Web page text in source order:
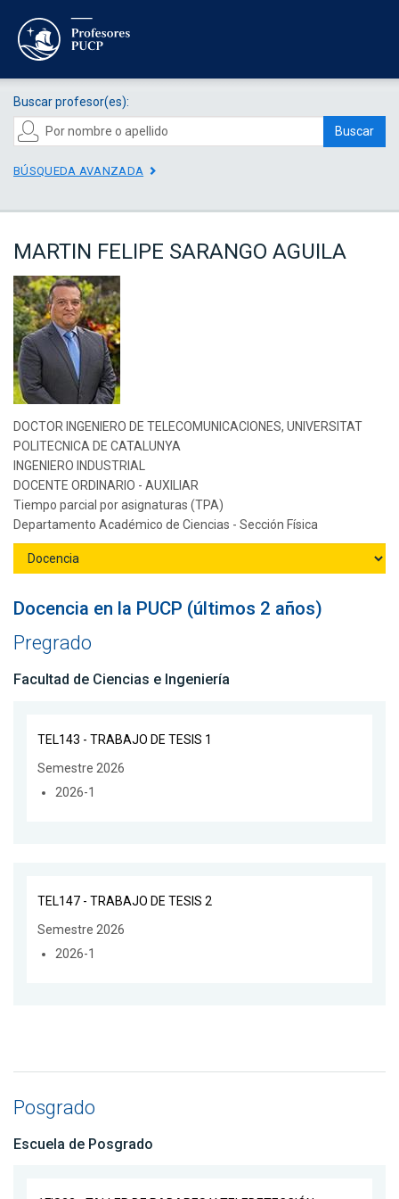
Buscar profesor(es):
Buscar
BÚSQUEDA AVANZADA
MARTIN FELIPE SARANGO AGUILA
DOCTOR INGENIERO DE TELECOMUNICACIONES, UNIVERSITAT
POLITECNICA DE CATALUNYA
INGENIERO INDUSTRIAL
DOCENTE ORDINARIO - AUXILIAR
Tiempo parcial por asignaturas (TPA)
Departamento Académico de Ciencias - Sección Física
Docencia en la PUCP (últimos 2 años)
Pregrado
Facultad de Ciencias e Ingeniería
TEL143 - TRABAJO DE TESIS 1
Semestre 2026
2026-1
TEL147 - TRABAJO DE TESIS 2
Semestre 2026
2026-1
Posgrado
Escuela de Posgrado